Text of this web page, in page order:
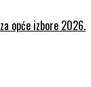
opće izbore 2026.